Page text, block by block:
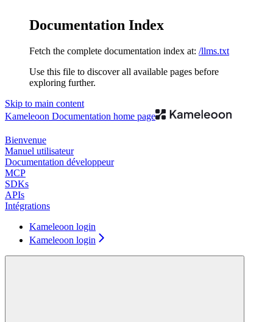
Documentation Index
Fetch the complete documentation index at: /llms.txt
Use this file to discover all available pages before
exploring further.
Skip to main content
Kameleoon Documentation home page
Bienvenue
Manuel utilisateur
Documentation développeur
MCP
SDKs
APIs
Intégrations
Kameleoon login
Kameleoon login